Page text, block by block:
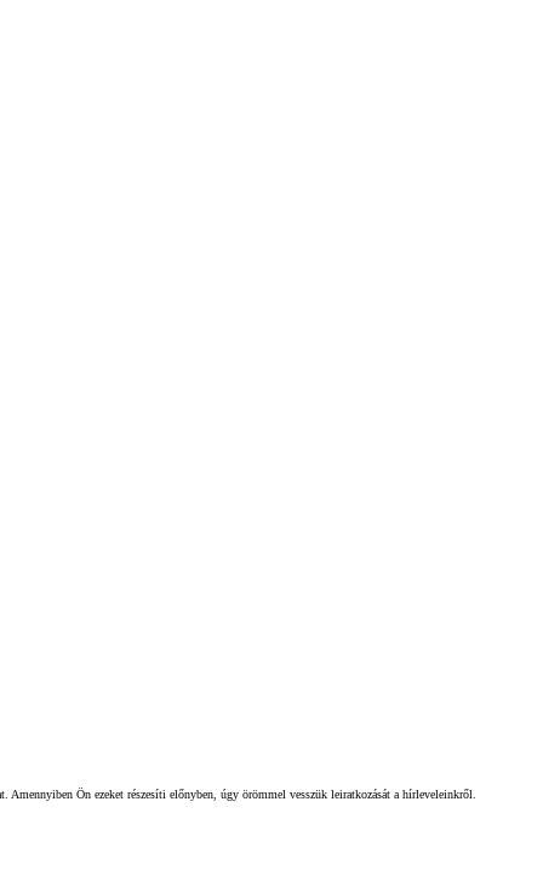
Ön ezeket részesíti előnyben, úgy örömmel vesszük leiratkozását a hírleveleinkről.